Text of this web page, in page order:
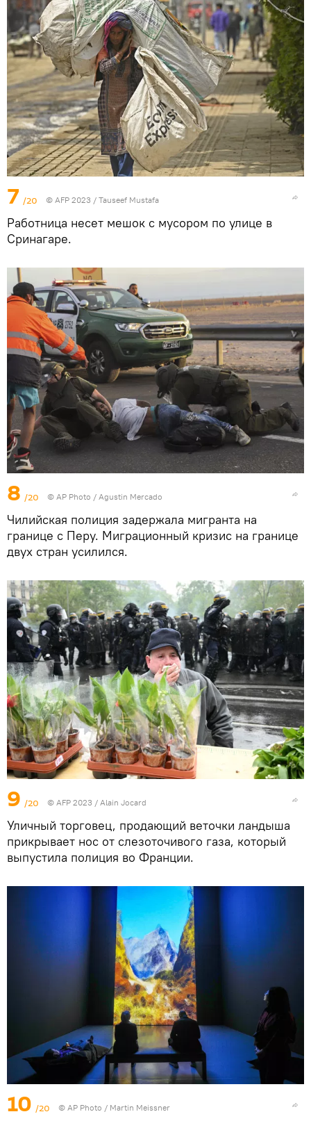
7 /20 © AFP 2023 / Tauseef Mustafa
Работница несет мешок с мусором по улице в
Сринагаре.
8 /20 © AP Photo / Agustin Mercado
Чилийская полиция задержала мигранта на
границе с Перу. Миграционный кризис на границе
двух стран усилился.
9 /20 © AFP 2023 / Alain Jocard
Уличный торговец, продающий веточки ландыша
прикрывает нос от слезоточивого газа, который
выпустила полиция во Франции.
10 /20 © AP Photo / Martin Meissner